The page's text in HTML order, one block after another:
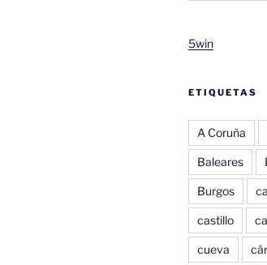
5win
ETIQUETAS
A Coruña
Baleares
Burgos
castillo
cueva